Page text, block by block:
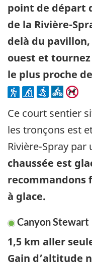
point de départ
de la Rivière-
delà du
ouest et
le plus proche
Ce court sentier
les tronçons est
Rivière-Spray
chaussée est
recommandons
à glace.
Canyon Stewart
1,5 km aller
Gain d’altitude